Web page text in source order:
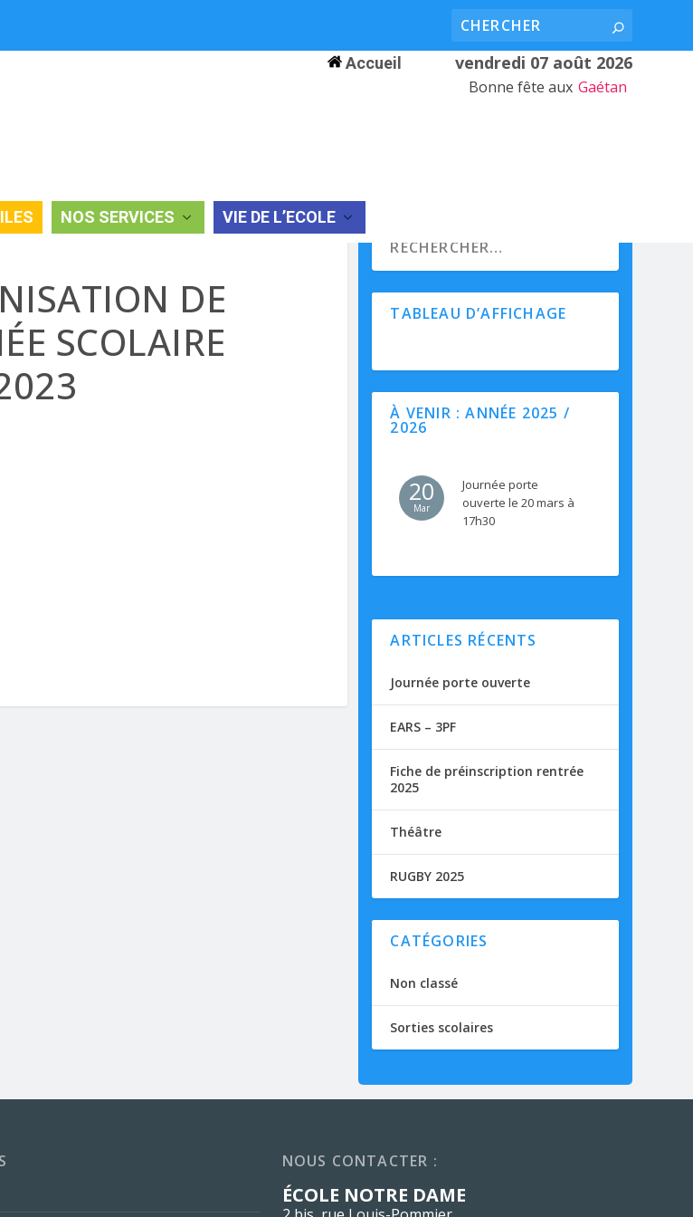
NOS SERVICES VIE DE L’ECOLE
Accueil vendredi 07 août 2026
Bonne fête aux Gaétan
DE
SCOLAIRE
TABLEAU D’AFFICHAGE
À VENIR : ANNÉE 2025 /
2026
20
Mar
Journée porte
ouverte le 20 mars à
17h30
ARTICLES RÉCENTS
Journée porte ouverte
EARS – 3PF
Fiche de préinscription rentrée
2025
Théâtre
RUGBY 2025
CATÉGORIES
Non classé
Sorties scolaires
NOUS CONTACTER :
ÉCOLE NOTRE DAME